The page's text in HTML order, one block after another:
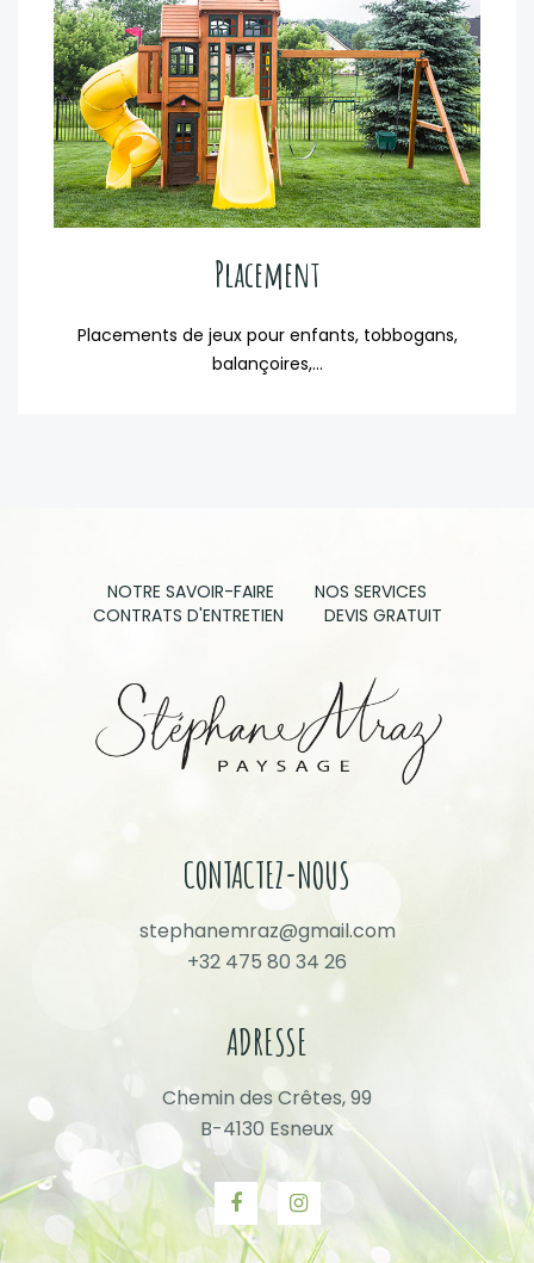
Placement
Placements de jeux pour enfants, tobbogans,
balançoires,...
NOTRE SAVOIR-FAIRE
NOS SERVICES
CONTRATS D'ENTRETIEN
DEVIS GRATUIT
CONTACTEZ-NOUS
stephanemraz@gmail.com
+32 475 80 34 26
ADRESSE
Chemin des Crêtes, 99
B-4130 Esneux